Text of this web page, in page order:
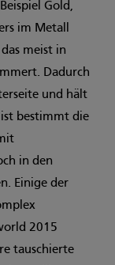
Gold,
im Metall
meist in
Dadurch
und hält
ist bestimmt die
in den
Einige der
2015
tauschierte